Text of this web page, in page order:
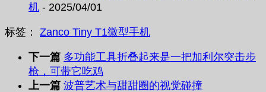
机 - 2025/04/01
标签： Zanco Tiny T1微型手机
下一篇 多功能工具折叠起来是一把加利尔突击步
枪，可带它吃鸡
上一篇 波普艺术与甜甜圈的视觉碰撞